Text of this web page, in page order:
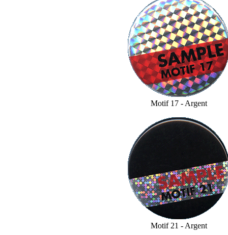
Motif 17 - Argent
Motif 21 - Argent